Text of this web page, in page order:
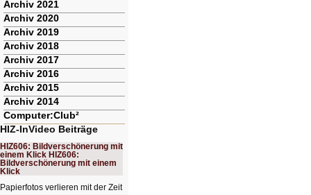
Archiv 2021
Archiv 2020
Archiv 2019
Archiv 2018
Archiv 2017
Archiv 2016
Archiv 2015
Archiv 2014
Computer:Club²
HIZ-InVideo Beiträge
HIZ606: Bildverschönerung mit
einem Klick HIZ606:
Bildverschönerung mit einem
Klick
Papierfotos verlieren mit der Zeit